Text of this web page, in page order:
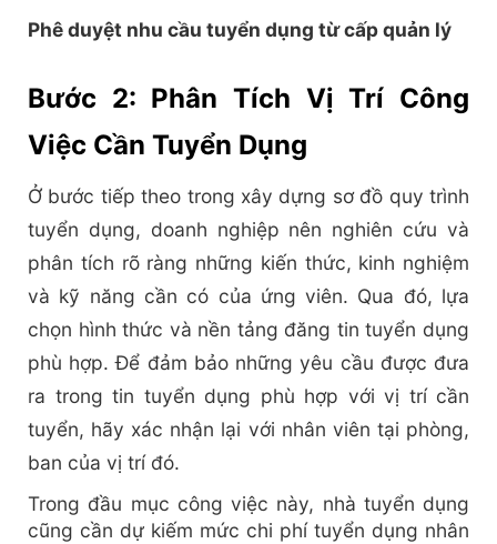
Phê duyệt nhu cầu tuyển dụng từ cấp quản lý
Bước 2: Phân Tích Vị Trí Công
Việc Cần Tuyển Dụng
Ở bước tiếp theo trong xây dựng sơ đồ quy trình
tuyển dụng, doanh nghiệp nên nghiên cứu và
phân tích rõ ràng những kiến thức, kinh nghiệm
và kỹ năng cần có của ứng viên. Qua đó, lựa
chọn hình thức và nền tảng đăng tin tuyển dụng
phù hợp. Để đảm bảo những yêu cầu được đưa
ra trong tin tuyển dụng phù hợp với vị trí cần
tuyển, hãy xác nhận lại với nhân viên tại phòng,
ban của vị trí đó.
Trong đầu mục công việc này, nhà tuyển dụng
cũng cần dự kiếm mức chi phí tuyển dụng nhân